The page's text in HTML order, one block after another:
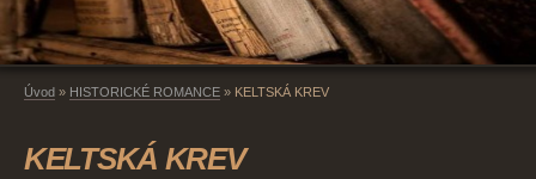
Úvod » HISTORICKÉ ROMANCE » KELTSKÁ KREV
KELTSKÁ KREV